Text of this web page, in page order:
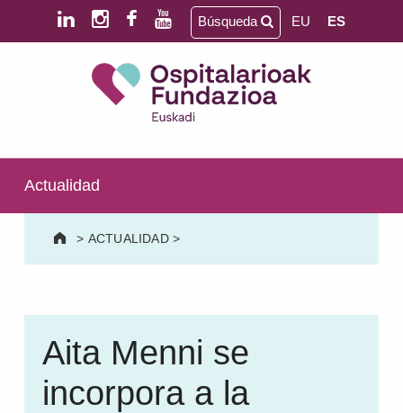
Saltar al contenido principal
Saltar al pie de página
SALUD MENTAL | DISCAPACIDAD INTELECTUAL | NEURORREHABILITACIÓN Y DAÑO CEREBRAL | PERSONA MAYOR
Búsqueda EU ES
Actualidad
> ACTUALIDAD>
Aita Menni se
incorpora a la